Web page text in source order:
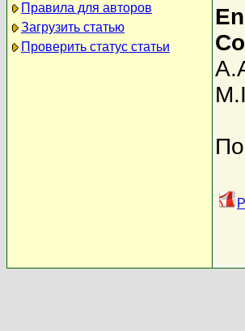
Правила для авторов
Загрузить статью
Проверить статус статьи